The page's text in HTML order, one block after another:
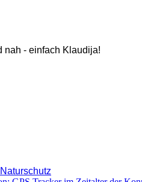
nah - einfach Klaudija!